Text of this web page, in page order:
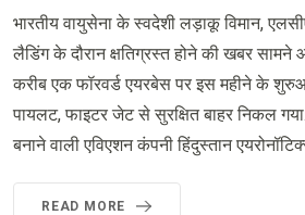
भारतीय वायुसेना के स्वदेशी लड़ाकू विमान,
लैडिंग के दौरान क्षतिग्रस्त होने की खबर सामने
करीब एक फॉरवर्ड एयरबेस पर इस महीने के
पायलट, फाइटर जेट से सुरक्षित बाहर निकल
बनाने वाली एविएशन कंपनी हिंदुस्तान
READ MORE